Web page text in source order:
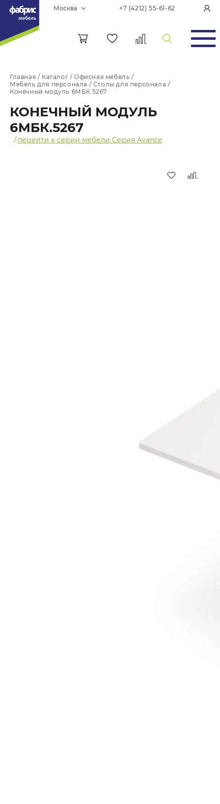
Москва +7 (4212) 55-61-62
Главная / Каталог /Офисная мебель /
Мебель для персонала / Столы для персонала /
Конечный модуль 6МБК.5267
КОНЕЧНЫЙ МОДУЛЬ
6МБК.5267
/перейти к серии мебели Серия Avance